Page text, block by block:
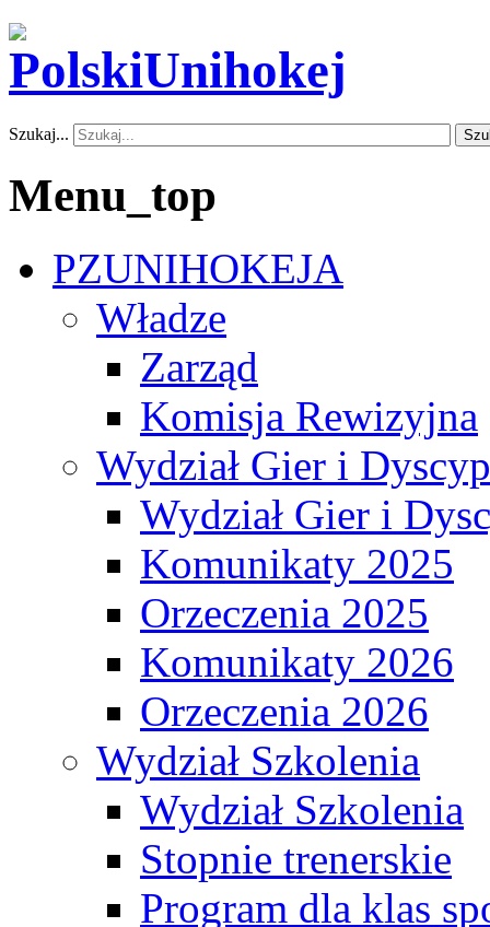
Szukaj...
Menu_top
PZUNIHOKEJA
Władze
Zarząd
Komisja Rewizyjna
Wydział Gier i
Wydział Gier i
Komunikaty 2025
Orzeczenia 2025
Komunikaty 2026
Orzeczenia 2026
Wydział Szkolenia
Wydział Szkolenia
Stopnie trenerskie
Program dla klas